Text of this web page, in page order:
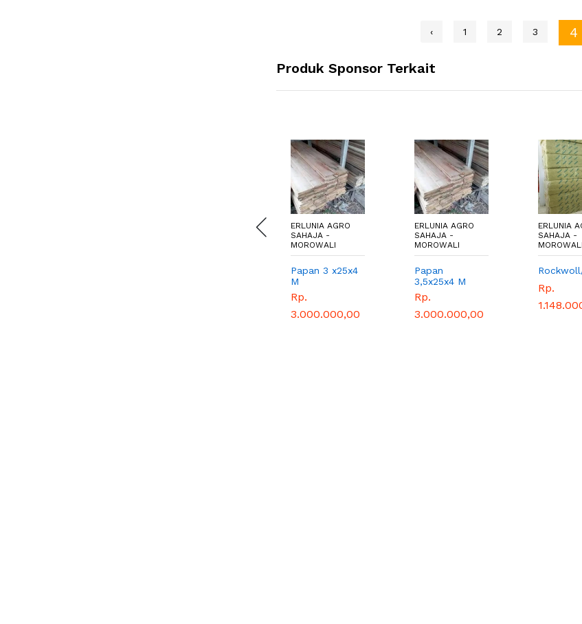
‹ 1 2 3 4
Produk Sponsor Terkait
ERLUNIA AGRO
SAHAJA -
MOROWALI
Papan
3,5x25x4 M
Rp.
3.000.000,00
ERLUNIA AGRO
SAHAJA -
MOROWALI
Rockwoll/ball
Rp.
1.148.000,00
ERLUNIA
SAHAJA -
MOROWALI
Benih
bangkok
panah
Rp.